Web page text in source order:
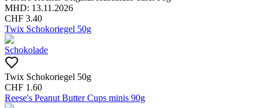
MHD: 13.11.2026
CHF 3.40
Twix Schokoriegel 50g
Schokolade
Twix Schokoriegel 50g
CHF 1.60
Reese's Peanut Butter Cups minis 90g